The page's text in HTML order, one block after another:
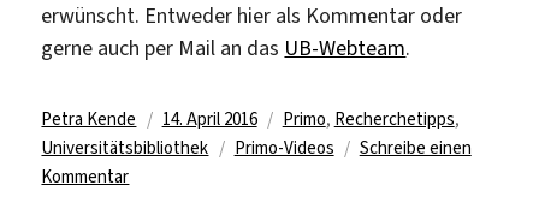
erwünscht. Entweder hier als Kommentar oder
gerne auch per Mail an das UB-Webteam.
Autor
Petra Kende
Veröffentlicht
am
14. April 2016 Kategorien
Primo, Recherchetipps,
Universitätsbibliothek
Schlagwörter
Primo-Videos
Schreibe einen
Kommentarzu